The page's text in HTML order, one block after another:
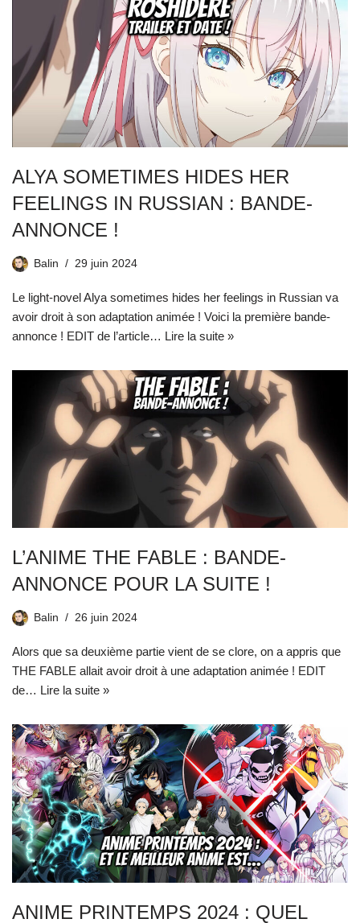
ALYA SOMETIMES HIDES HER
FEELINGS IN RUSSIAN : BANDE-
ANNONCE !
Balin 29 juin 2024
Le light-novel Alya sometimes hides her feelings in Russian va
avoir droit à son adaptation animée ! Voici la première bande-
annonce ! EDIT de l’article… Lire la suite »
L’ANIME THE FABLE : BANDE-
ANNONCE POUR LA SUITE !
Balin 26 juin 2024
Alors que sa deuxième partie vient de se clore, on a appris que
THE FABLE allait avoir droit à une adaptation animée ! EDIT
de… Lire la suite »
ANIME PRINTEMPS 2024 : QUEL